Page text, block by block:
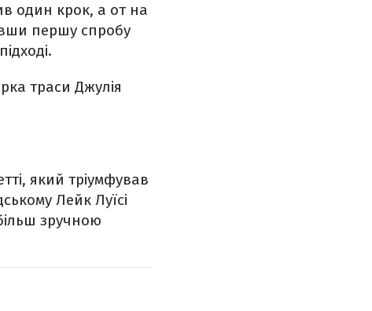
один крок, а от на
першу спробу
траси Джулія
який тріумфував
Лейк Луїсі
зручною